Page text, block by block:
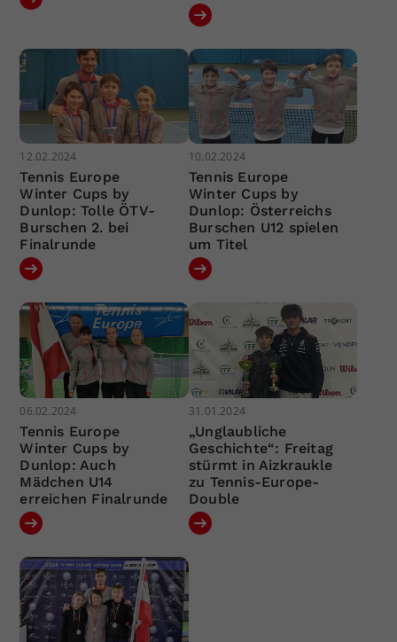
12.02.2024
Tennis Europe
Winter Cups by
Dunlop: Tolle ÖTV-
Burschen 2. bei
Finalrunde
10.02.2024
Tennis Europe
Winter Cups by
Dunlop: Österreichs
Burschen U12 spielen
um Titel
06.02.2024
Tennis Europe
Winter Cups by
Dunlop: Auch
Mädchen U14
erreichen Finalrunde
31.01.2024
„Unglaubliche
Geschichte“: Freitag
stürmt in Aizkraukle
zu Tennis-Europe-
Double